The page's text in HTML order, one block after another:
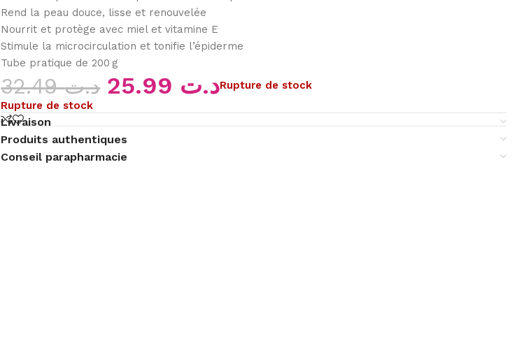
Rend la peau douce, lisse et renouvelée
Nourrit et protège avec miel et vitamine E
Stimule la microcirculation et tonifie l’épiderme
Tube pratique de 200 g
د.ت32.49 د.تRupture de stock
Rupture de stock
Livraison
Produits authentiques
Conseil parapharmacie